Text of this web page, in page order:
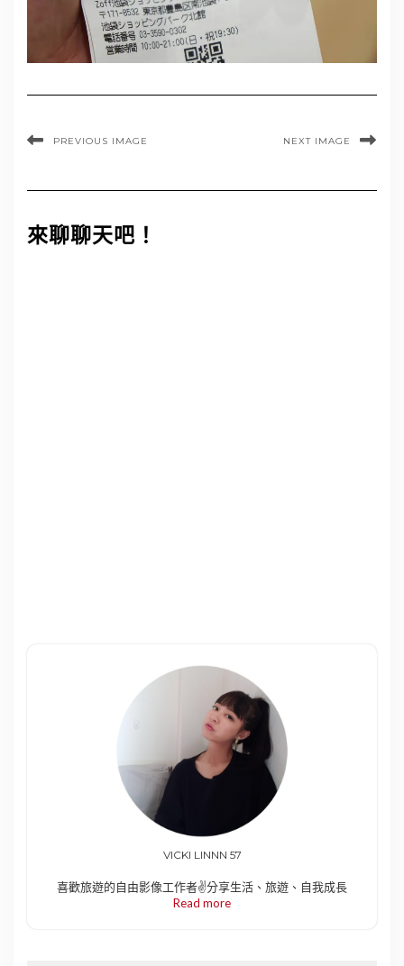
PREVIOUS IMAGE NEXT IMAGE
來聊聊天吧！
VICKI LINNN 57
喜歡旅遊的自由影像工作者✌️分享生活、旅遊、自我成長
Read more